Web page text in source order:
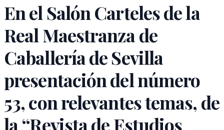
En el Salón Carteles de la
Real Maestranza de
Caballería de Sevilla
presentación del número
53, con relevantes temas, de
la “Revista de Estudios